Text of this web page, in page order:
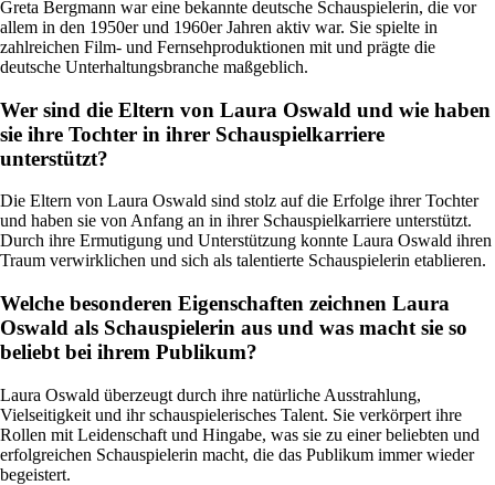
Greta Bergmann war eine bekannte deutsche Schauspielerin, die vor
allem in den 1950er und 1960er Jahren aktiv war. Sie spielte in
zahlreichen Film- und Fernsehproduktionen mit und prägte die
deutsche Unterhaltungsbranche maßgeblich.
Wer sind die Eltern von Laura Oswald und wie haben
sie ihre Tochter in ihrer Schauspielkarriere
unterstützt?
Die Eltern von Laura Oswald sind stolz auf die Erfolge ihrer Tochter
und haben sie von Anfang an in ihrer Schauspielkarriere unterstützt.
Durch ihre Ermutigung und Unterstützung konnte Laura Oswald ihren
Traum verwirklichen und sich als talentierte Schauspielerin etablieren.
Welche besonderen Eigenschaften zeichnen Laura
Oswald als Schauspielerin aus und was macht sie so
beliebt bei ihrem Publikum?
Laura Oswald überzeugt durch ihre natürliche Ausstrahlung,
Vielseitigkeit und ihr schauspielerisches Talent. Sie verkörpert ihre
Rollen mit Leidenschaft und Hingabe, was sie zu einer beliebten und
erfolgreichen Schauspielerin macht, die das Publikum immer wieder
begeistert.